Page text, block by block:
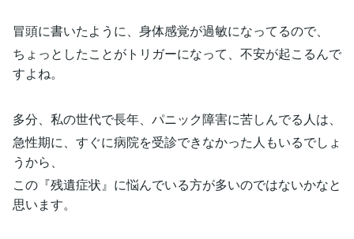
冒頭に書いたように、身体感覚が過敏になってるので、
ちょっとしたことがトリガーになって、不安が起こるんで
すよね。
多分、私の世代で長年、パニック障害に苦しんでる人は、
急性期に、すぐに病院を受診できなかった人もいるでしょ
うから、
この『残遺症状』に悩んでいる方が多いのではないかなと
思います。